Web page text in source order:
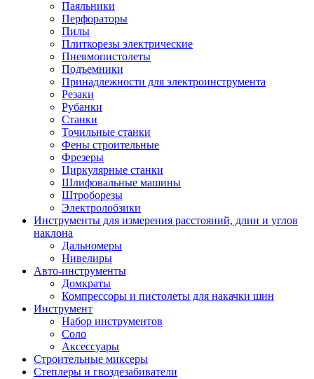
Паяльники
Перфораторы
Пилы
Плиткорезы электрические
Пневмопистолеты
Подъемники
Принадлежности для электроинструмента
Резаки
Рубанки
Станки
Точильные станки
Фены строительные
Фрезеры
Циркулярные станки
Шлифовальные машины
Штроборезы
Электролобзики
Инструменты для измерения расстояний, длин и углов
наклона
Дальномеры
Нивелиры
Авто-инструменты
Домкраты
Компрессоры и пистолеты для накачки шин
Инструмент
Набор инструментов
Соло
Аксессуары
Строительные миксеры
Степлеры и гвоздезабиватели